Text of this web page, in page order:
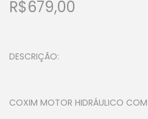
R$679,00
DESCRIÇÃO:
COXIM MOTOR HIDRÁULICO COM